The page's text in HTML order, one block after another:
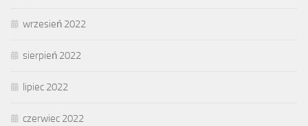
wrzesień 2022
sierpień 2022
lipiec 2022
czerwiec 2022